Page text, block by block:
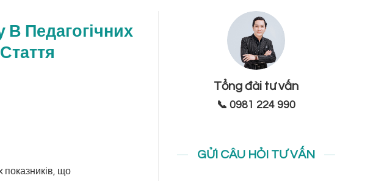
Педагогічних
показників, що
Tổng đài tư vấn
📞 0981 224 990
GỬI CÂU HỎI TƯ VẤN